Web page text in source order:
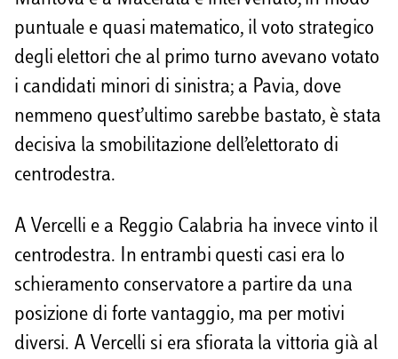
puntuale e quasi matematico, il voto strategico
degli elettori che al primo turno avevano votato
i candidati minori di sinistra; a Pavia, dove
nemmeno quest’ultimo sarebbe bastato, è stata
decisiva la smobilitazione dell’elettorato di
centrodestra.
A Vercelli e a Reggio Calabria ha invece vinto il
centrodestra. In entrambi questi casi era lo
schieramento conservatore a partire da una
posizione di forte vantaggio, ma per motivi
diversi. A Vercelli si era sfiorata la vittoria già al